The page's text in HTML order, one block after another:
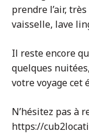
prendre l’air,
vaisselle, lave
Il reste encore
quelques
votre voyage cet
N’hésitez pas à
https://